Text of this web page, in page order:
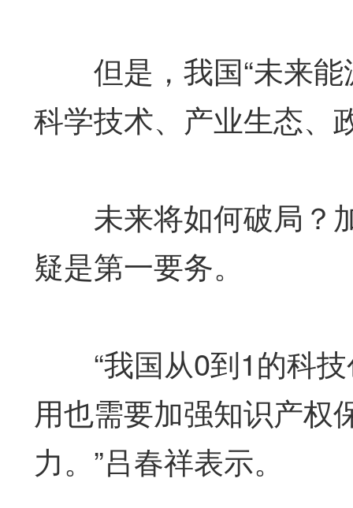
但是，我国“未来能
科学技术、产业生态、
未来将如何破局？
疑是第一要务。
“我国从0到1的科技
用也需要加强知识产权
力。”吕春祥表示。